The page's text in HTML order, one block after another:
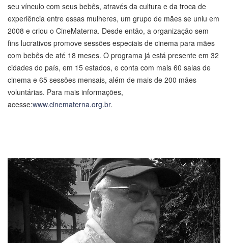
seu vínculo com seus bebês, através da cultura e da troca de
experiência entre essas mulheres, um grupo de mães se uniu em
2008 e criou o CineMaterna. Desde então, a organização sem
fins lucrativos promove sessões especiais de cinema para mães
com bebês de até 18 meses. O programa já está presente em 32
cidades do país, em 15 estados, e conta com mais 60 salas de
cinema e 65 sessões mensais, além de mais de 200 mães
voluntárias. Para mais informações,
acesse:www.cinematerna.org.br.